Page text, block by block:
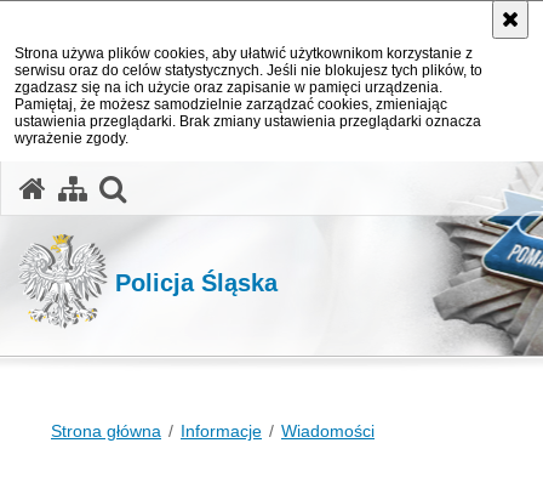
Strona używa plików cookies, aby ułatwić użytkownikom korzystanie z
serwisu oraz do celów statystycznych. Jeśli nie blokujesz tych plików, to
zgadzasz się na ich użycie oraz zapisanie w pamięci urządzenia.
Pamiętaj, że możesz samodzielnie zarządzać cookies, zmieniając
ustawienia przeglądarki. Brak zmiany ustawienia przeglądarki oznacza
wyrażenie zgody.
Policja Śląska
Strona główna Informacje Wiadomości